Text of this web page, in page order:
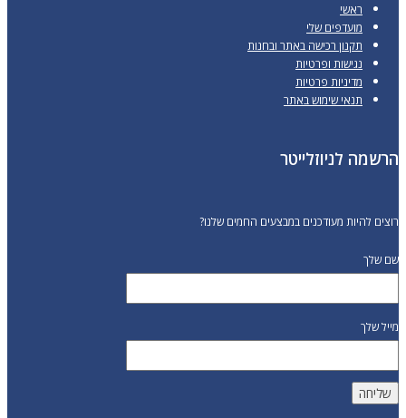
ראשי
מועדפים שלי
תקנון רכישה באתר ובחנות
נגישות ופרטיות
מדיניות פרטיות
תנאי שימוש באתר
הרשמה לניוזלייטר
רוצים להיות מעודכנים במבצעים החמים שלנו?
שם שלך
מייל שלך